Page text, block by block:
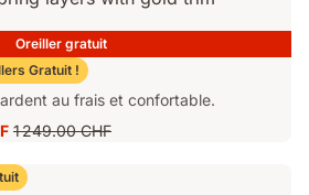
Oreiller gratuit
Gratuit !
Pro
au frais et confortable.
Prix
d'origine
1 249.00 CHF
1 249.00 CHF